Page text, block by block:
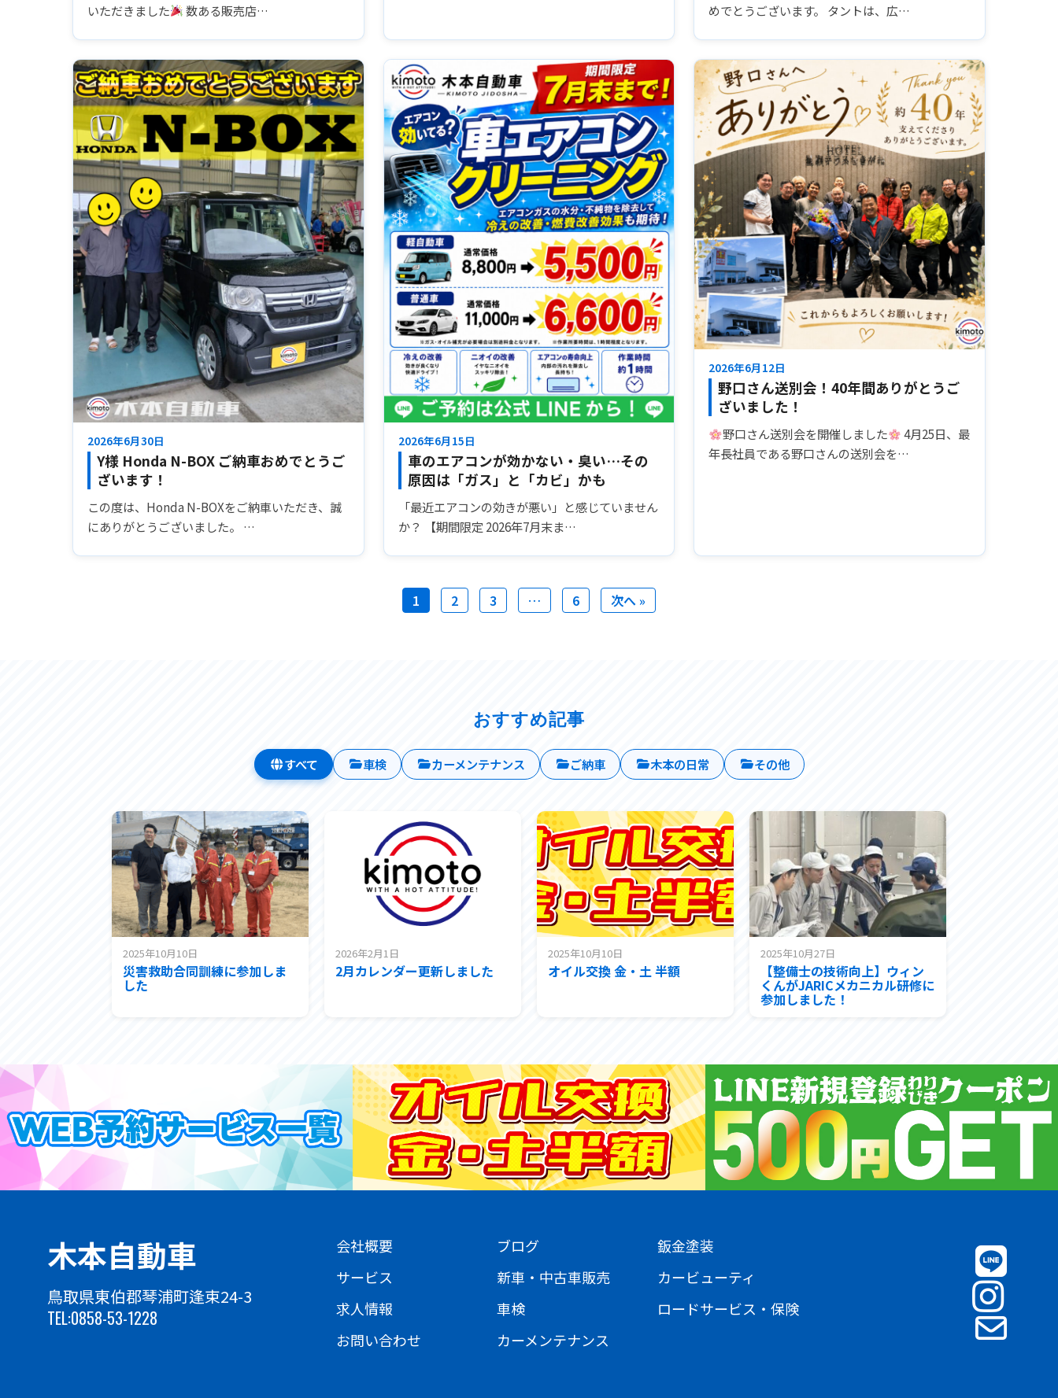
いただきました
数ある販売店…
めでとうございます。 タントは、広…
2026年6月30日
Y様 Honda N-BOX ご納車おめでとうご
ざいます！
この度は、Honda N-BOXをご納車いただき、誠
にありがとうございました。 …
2026年6月15日
車のエアコンが効かない・臭い…その
原因は「ガス」と「カビ」かも
「最近エアコンの効きが悪い」と感じていません
か？ 【期間限定 2026年7月末ま…
2026年6月12日
野口さん送別会！40年間ありがとうご
ざいました！
野口さん送別会を開催しました
4月25日、最
年長社員である野口さんの送別会を…
1 2 3 … 6 次へ »
おすすめ記事
すべて 車検 カーメンテナンス ご納車 木本の日常 その他
2025年10月10日
災害救助合同訓練に参加しま
した
2026年2月1日
2月カレンダー更新しました
2025年10月10日
オイル交換 金・土 半額
2025年10月27日
【整備士の技術向上】ウィン
くんがJARICメカニカル研修に
参加しました！
木本自動車
鳥取県東伯郡琴浦町逢束24-3
TEL:0858-53-1228
会社概要
サービス
求人情報
お問い合わせ
ブログ
新車・中古車販売
車検
カーメンテナンス
鈑金塗装
カービューティ
ロードサービス・保険